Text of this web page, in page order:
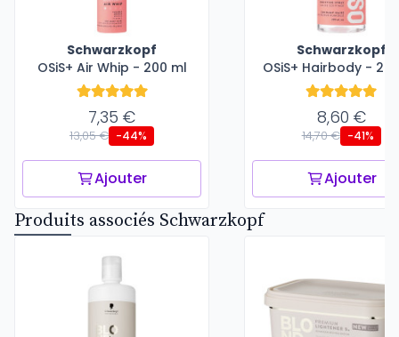
Schwarzkopf
OSiS+ Air Whip - 200 ml
7,35 €
13,05 € -44%
Ajouter
Schwarzkopf
OSiS+ Hairbody -
8,60 €
14,70 € -41%
Ajouter
Produits associés Schwarzkopf